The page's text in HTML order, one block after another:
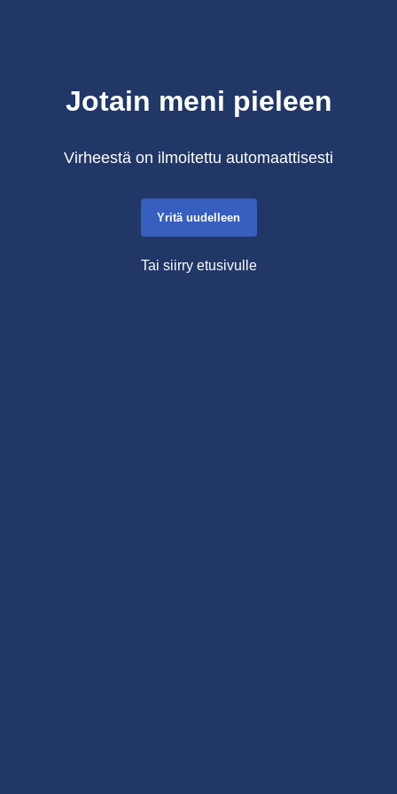
Jotain meni pieleen
Virheestä on ilmoitettu automaattisesti
Yritä uudelleen
Tai siirry etusivulle